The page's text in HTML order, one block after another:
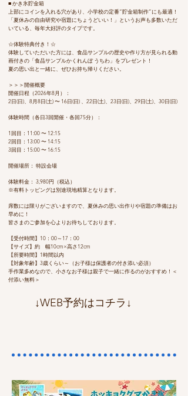
■ かき氷貯金箱
上部にコインを入れる穴があり、小学校の定番“貯金箱制作”にも最適！
「夏休みの自由研究や宿題にちょうどいい！」というお声も多数いただ
いている、毎年大好評のタイプです。
☆体験特典付き！☆
体験していただいた方には、食品サンプルの歴史や作り方が見られる動
画付きの「食品サンプルかくれんぼ うちわ」をプレゼント！
夏の思い出と一緒に、ぜひお持ち帰りください。
＞＞＞開催概要
開催日程（2026年8月）：
2日(日)、8月8日(土) 〜 16日(日) 、22日(土)、23日(日)、29日(土)、30日(日)
体験時間（各日3回開催・各回75分）：
1回目：11:00 〜 12:15
2回目：13:00 〜 14:15
3回目：15:00 〜 16:15
開催場所： 特設会場
体験料金： 3,980円（税込）
※有料トッピングは別途現地精算となります。
席数には限りがございますので、夏休みの思い出作りや宿題の準備はお
早めに！
皆さまのご参加を心よりお待ちしております。
​【受付時間】10：00～17：00
【サイズ】約 幅10cm×高さ12cm
​【所要時間】1時間以内
【対象年齢】3歳くらい～（お子様は保護者の付き添い必須）
手作業多めなので、小さなお子様は親子で一緒に作るのがおすすめ！＜
付添い無料＞
​↓WEB予約はコチラ↓